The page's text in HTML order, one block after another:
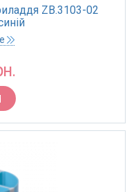
ZB.3103-02